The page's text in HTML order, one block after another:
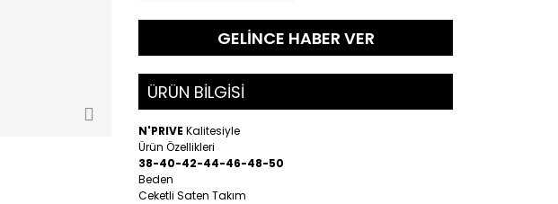
GELİNCE HABER VER
ÜRÜN BİLGİSİ
N'PRIVE Kalitesiyle
Ürün Özellikleri
38-40-42-44-46-48-50
Beden
Ceketli Saten Takım